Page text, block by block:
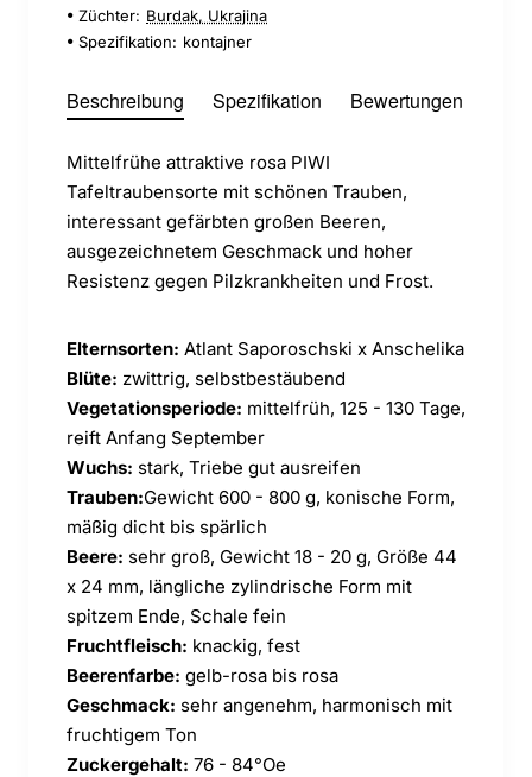
Züchter: Burdak, Ukrajina
Spezifikation: kontajner
Beschreibung Spezifikation Bewertungen
Mittelfrühe attraktive rosa PIWI
Tafeltraubensorte mit schönen Trauben,
interessant gefärbten großen Beeren,
ausgezeichnetem Geschmack und hoher
Resistenz gegen Pilzkrankheiten und Frost.
Elternsorten: Atlant Saporoschski x Anschelika
Blüte: zwittrig, selbstbestäubend
Vegetationsperiode: mittelfrüh, 125 - 130 Tage,
reift Anfang September
Wuchs: stark, Triebe gut ausreifen
Trauben:Gewicht 600 - 800 g, konische Form,
mäßig dicht bis spärlich
Beere: sehr groß, Gewicht 18 - 20 g, Größe 44
x 24 mm, längliche zylindrische Form mit
spitzem Ende, Schale fein
Fruchtfleisch: knackig, fest
Beerenfarbe: gelb-rosa bis rosa
Geschmack: sehr angenehm, harmonisch mit
fruchtigem Ton
Zuckergehalt: 76 - 84°Oe